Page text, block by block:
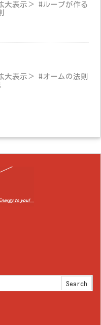
大表示＞ #ループが作る
大表示＞ #オームの法則